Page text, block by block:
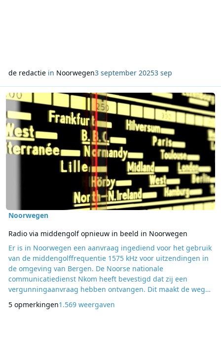
de redactiein Noorwegen3 september 20253 sep
Lees meer over Radio via middengolf opnieuw in beeld in
Noorwegen
Radio via middengolf opnieuw in beeld in Noorwegen
Er is in Noorwegen een aanvraag ingediend voor het gebruik
van de middengolffrequentie 1575 kHz voor uitzendingen in
de omgeving van Bergen. De Noorse nationale
communicatiedienst Nkom heeft bevestigd dat zij een
vergunningaanvraag hebben ontvangen. Dit maakt de weg
vrij voor andere partijen om ook een aanvraag te doen voor
deze frequentie. Omdat de meeste mensen in Noorwegen
5 opmerkingen1.569 weergaven